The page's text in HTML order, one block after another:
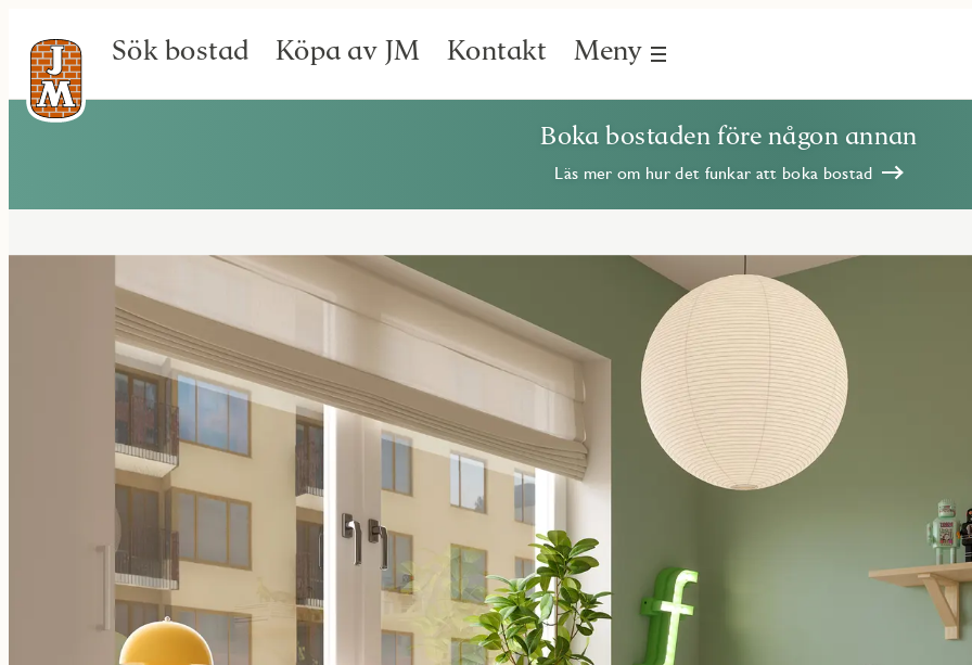
Sök bostad Köpa av JM Kontakt Meny
Boka bostaden före någon annan
Läs mer om hur det funkar att boka bostad